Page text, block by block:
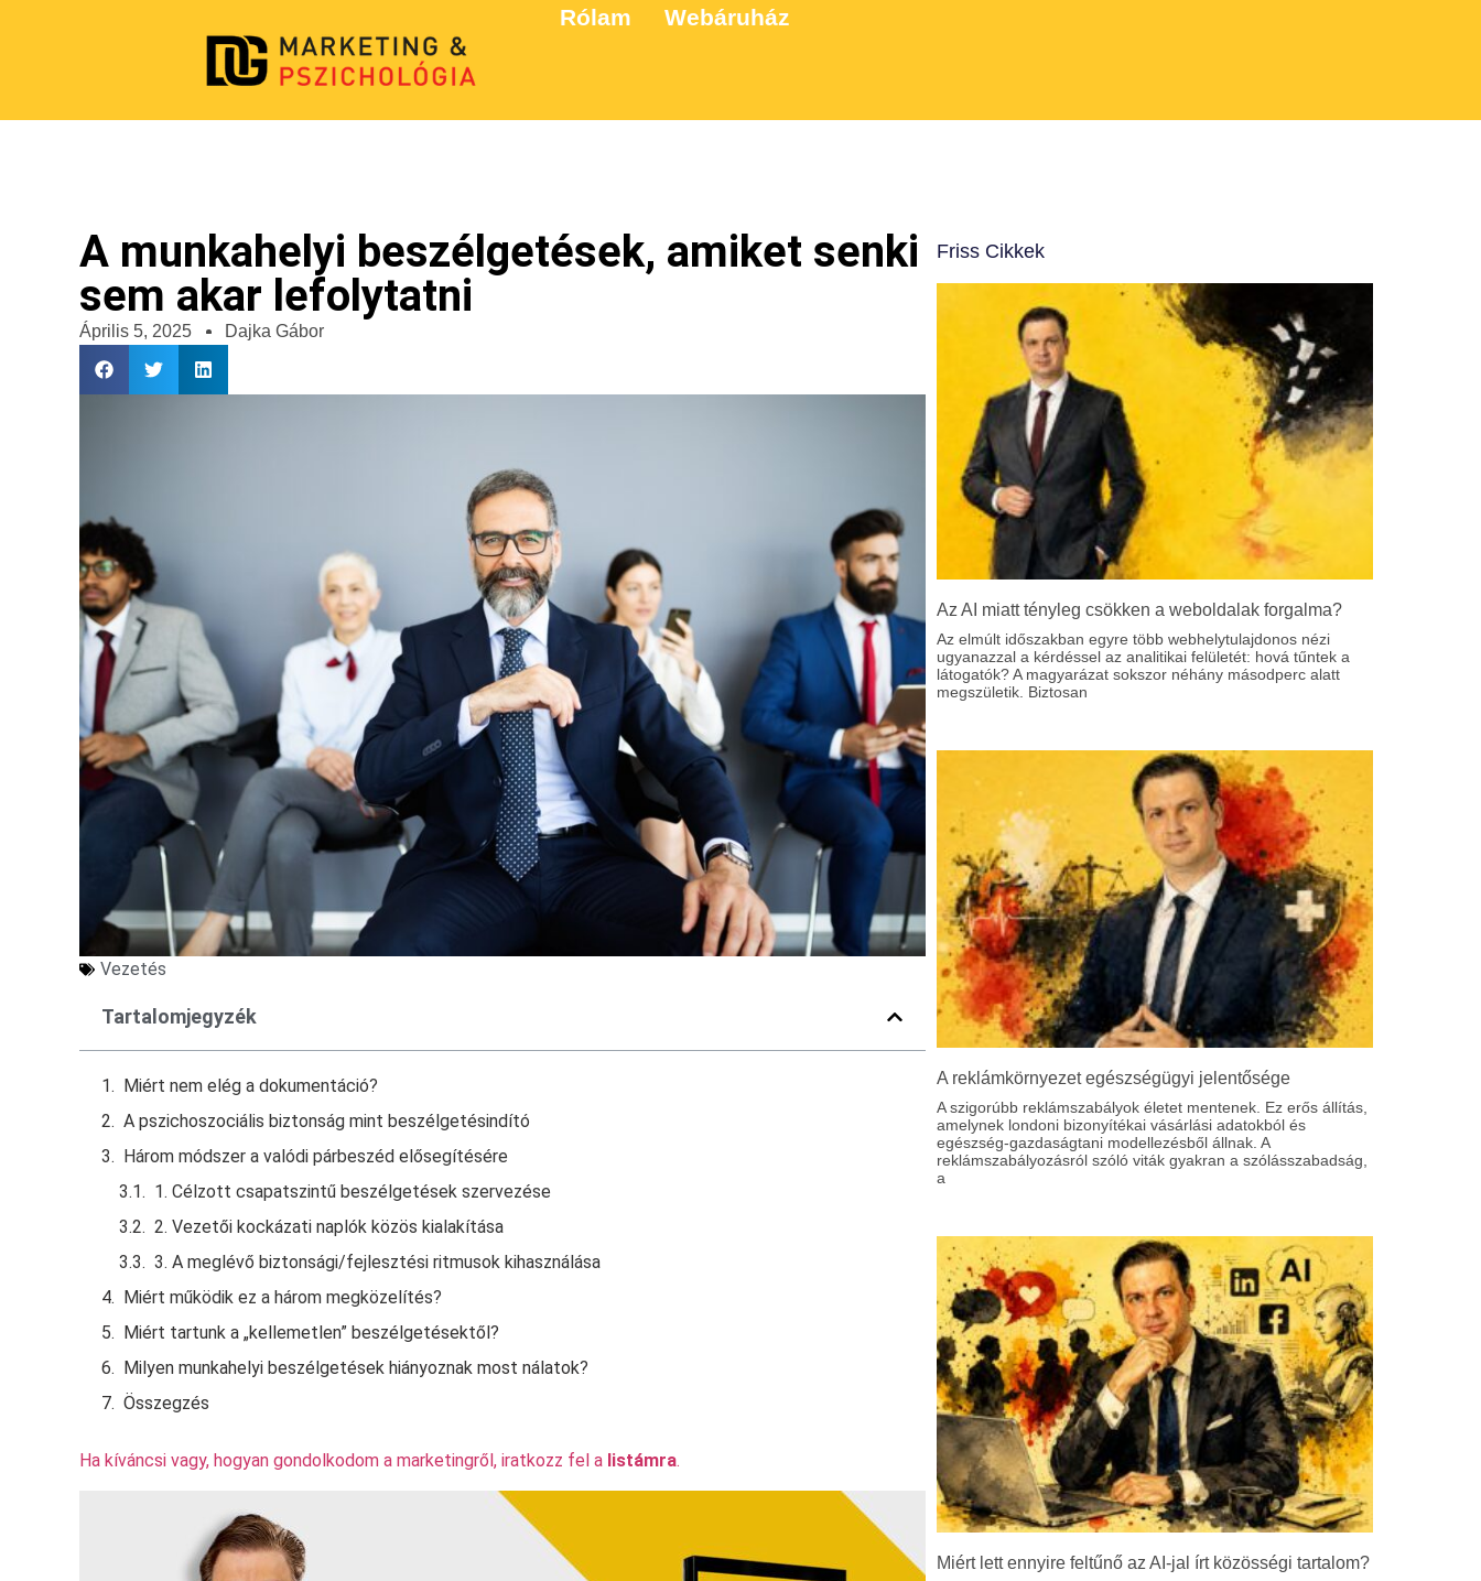
Rólam Webáruház
A munkahelyi beszélgetések, amiket senki
sem akar lefolytatni
Április 5, 2025 Dajka Gábor
Vezetés
Tartalomjegyzék
Miért nem elég a dokumentáció?
A pszichoszociális biztonság mint beszélgetésindító
Három módszer a valódi párbeszéd elősegítésére
1. Célzott csapatszintű beszélgetések szervezése
2. Vezetői kockázati naplók közös kialakítása
3. A meglévő biztonsági/fejlesztési ritmusok kihasználása
Miért működik ez a három megközelítés?
Miért tartunk a „kellemetlen” beszélgetésektől?
Milyen munkahelyi beszélgetések hiányoznak most nálatok?
Összegzés
Ha kíváncsi vagy, hogyan gondolkodom a marketingről, iratkozz fel a listámra.
Friss Cikkek
Az AI miatt tényleg csökken a weboldalak forgalma?
Az elmúlt időszakban egyre több webhelytulajdonos nézi
ugyanazzal a kérdéssel az analitikai felületét: hová tűntek a
látogatók? A magyarázat sokszor néhány másodperc alatt
megszületik. Biztosan
A reklámkörnyezet egészségügyi jelentősége
A szigorúbb reklámszabályok életet mentenek. Ez erős állítás,
amelynek londoni bizonyítékai vásárlási adatokból és
egészség-gazdaságtani modellezésből állnak. A
reklámszabályozásról szóló viták gyakran a szólásszabadság,
a
Miért lett ennyire feltűnő az AI-jal írt közösségi tartalom?